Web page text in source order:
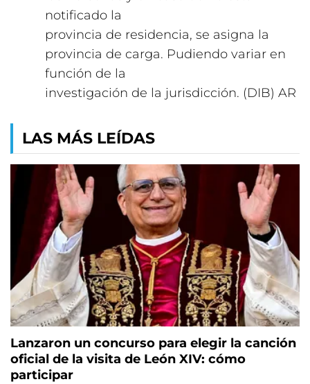
notificado la
provincia de residencia, se asigna la
provincia de carga. Pudiendo variar en
función de la
investigación de la jurisdicción. (DIB) AR
LAS MÁS LEÍDAS
Lanzaron un concurso para elegir la canción
oficial de la visita de León XIV: cómo
participar